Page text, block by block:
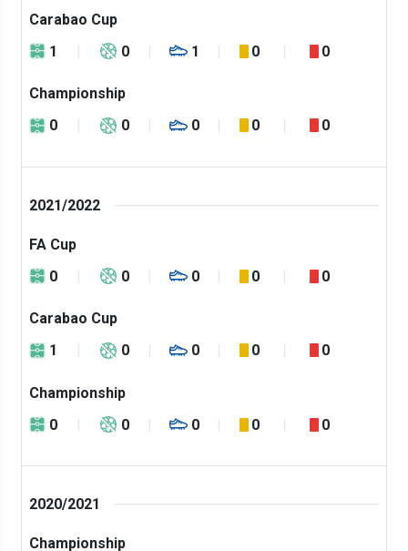
Carabao Cup
1
0 1 0 0
Championship
0
0 0 0 0
2021/2022
FA Cup
0
0 0 0 0
Carabao Cup
1
0 0 0 0
Championship
0
0 0 0 0
2020/2021
Championship